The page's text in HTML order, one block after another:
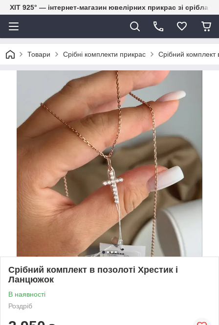
ХІТ 925° — інтернет-магазин ювелірних прикрас зі срібла
Товари Срібні комплекти прикрас Срібний комплект
Срібний комплект в позолоті Хрестик і
Ланцюжок
В наявності
Роздріб